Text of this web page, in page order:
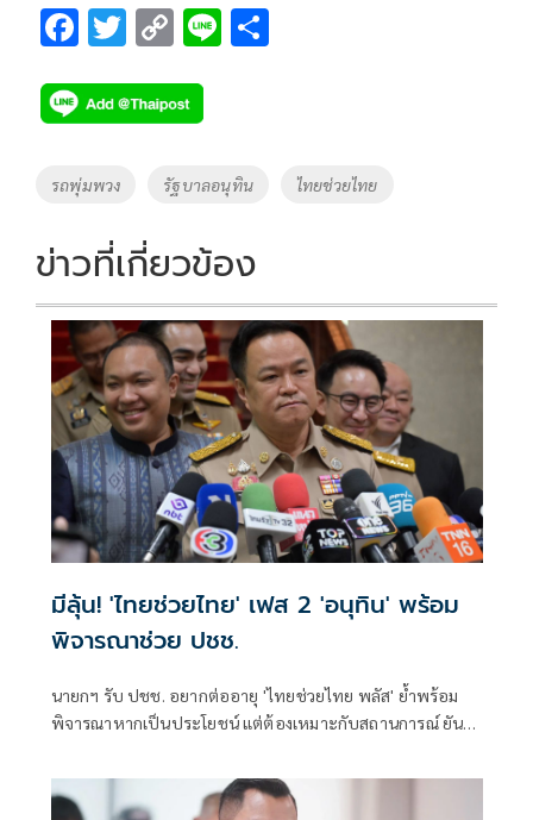
F
e
b
o
k
T
tt
er
C
p
y
Li
k
Li
Tags
รถพุ่มพวง รัฐบาลอนุทิน ไทยช่วยไทย
ข่าวที่เกี่ยวข้อง
มีลุ้น! 'ไทยช่วยไทย' เฟส 2 'อนุทิน' พร้อม
พิจารณาช่วย ปชช.
นายกฯ รับ ปชช. อยากต่ออายุ 'ไทยช่วยไทย พลัส' ย้ำพร้อม
พิจารณาหากเป็นประโยชน์ แต่ต้องเหมาะกับสถานการณ์ ยัน
มันเย็น'